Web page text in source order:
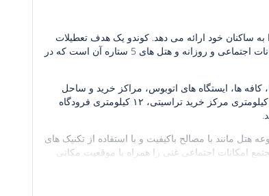
به ساکنان خود ارائه می دهد. کوندو یک هدف تعطیلات
محبوب برای هزاران بازدید کننده در هر سال است که ناشی از موقعیت مناسب، امکانات اجتماعی و روزانه و هتل های 5 ستاره آن است که در
کافه ها، ایستگاه های اتوبوس، مراکز خرید و ساحل
در ۷ کیلومتری بیمارستان آناتولی، ۸٫۵ کیلومتری مرکز خرید تراسیتی، ۱۲ کیلومتری فرودگاه
می دهد. این مجموعه هتل مانند با مصالح باکیفیت و با استفاده از تکنیک های
در ساختمان 8 طبقه وجود دارد. این مجتمع امکانات اجتماعی غنی را همراه با موقعیت مکانی
پذیرش، لابی، استخرهای سرپوشیده و روباز،